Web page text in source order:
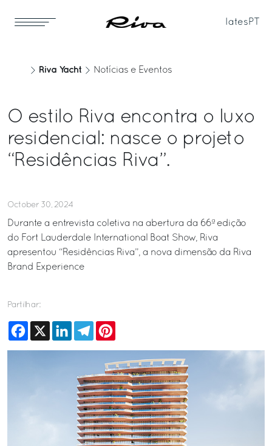
Iates PT
Riva Yacht Notícias e Eventos
O estilo Riva encontra o luxo
residencial: nasce o projeto
“Residências Riva”.
October 30, 2024
Durante a entrevista coletiva na abertura da 66ª edição
do Fort Lauderdale International Boat Show, Riva
apresentou “Residências Riva”, a nova dimensão da Riva
Brand Experience
Partilhar:
Facebook
X LinkedInTelegram